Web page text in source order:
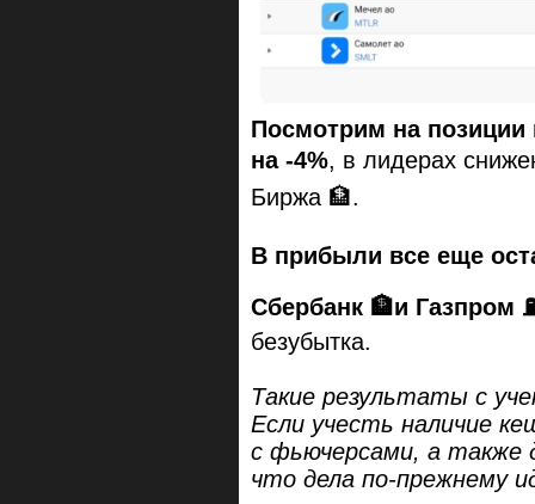
Посмотрим на
на -4%, в лидерах
Биржа 🏦.
В прибыли все еще
Сбербанк 🏦и Газпром
безубытка.
Такие результаты с
Если учесть наличие
с фьючерсами, а также
что дела по-прежнему